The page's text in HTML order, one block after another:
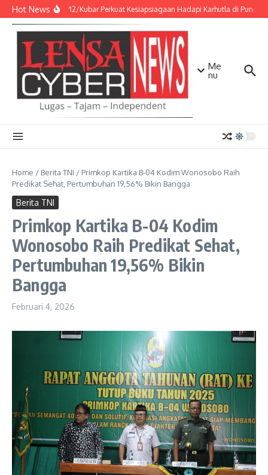
Lewati ke konten
Hot NewsKodim 0912/Kubar Perkuat Kesiapsiagaan Hadapi Karhutla di Puncak
Me
nu
Home / Berita TNI / Primkop Kartika B-04 Kodim Wonosobo Raih
Predikat Sehat, Pertumbuhan 19,56% Bikin Bangga
Berita TNI
Primkop Kartika B-04 Kodim
Wonosobo Raih Predikat Sehat,
Pertumbuhan 19,56% Bikin
Bangga
Februari 4, 2026